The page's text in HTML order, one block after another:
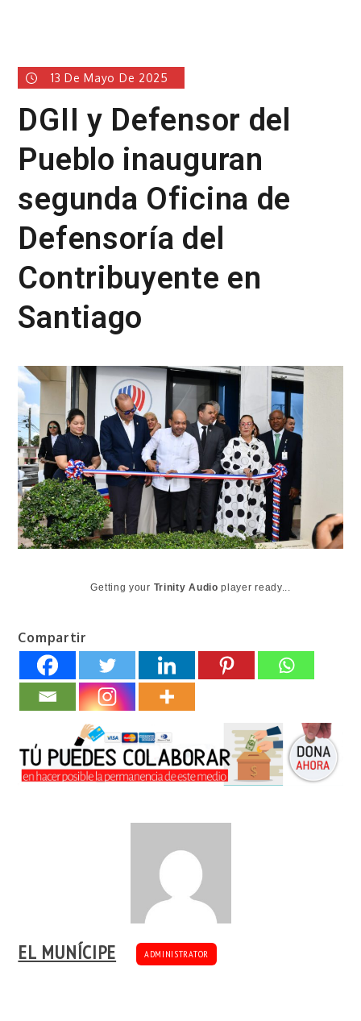
13 De Mayo De 2025
DGII y Defensor del
Pueblo inauguran
segunda Oficina de
Defensoría del
Contribuyente en
Santiago
Getting your Trinity Audio player ready...
Compartir
EL MUNÍCIPE ADMINISTRATOR